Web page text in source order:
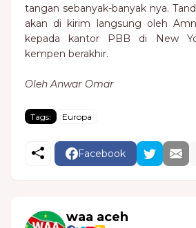
tangan sebanyak-banyak nya.
akan di kirim langsung oleh
kepada kantor PBB di New
kempen berakhir.
Oleh Anwar Omar
Tags: Europa
Facebook
waa aceh